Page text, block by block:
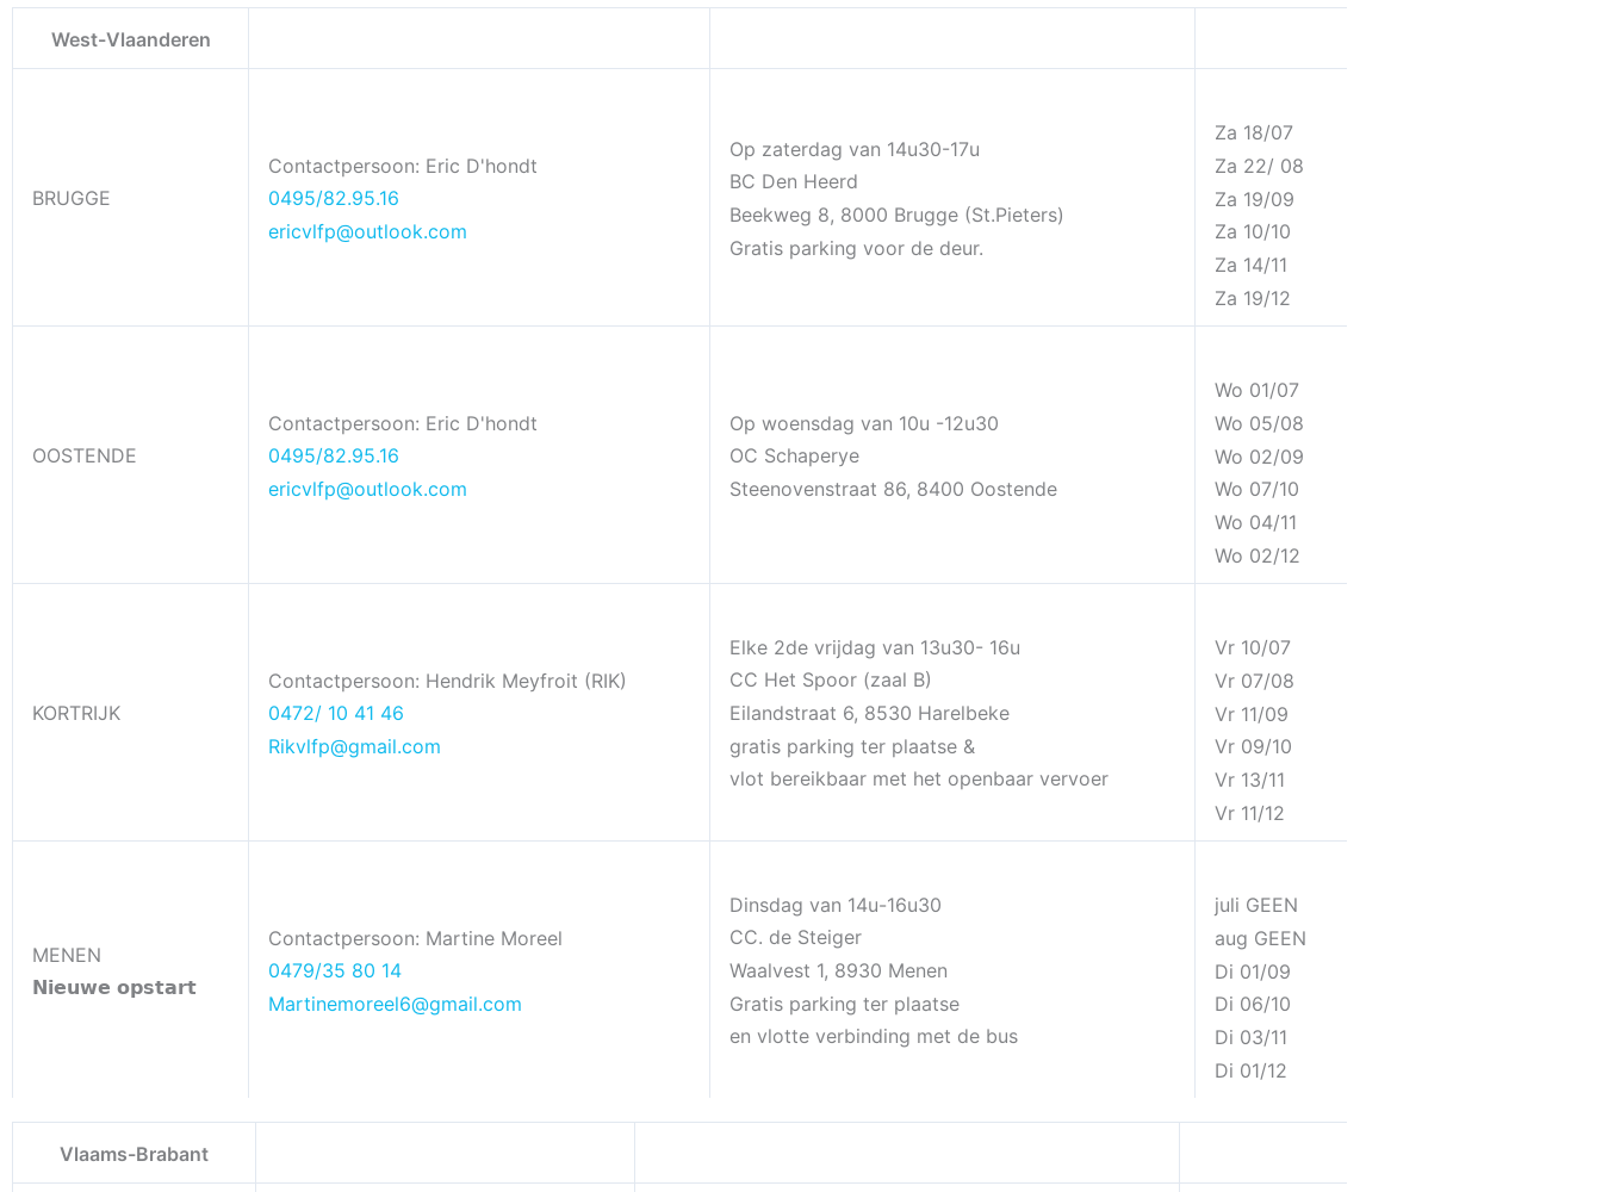
West-Vlaanderen
BRUGGE
Contactpersoon: Eric D'hondt
0495/82.95.16
ericvlfp@outlook.com
Op zaterdag van 14u30-17u
BC Den Heerd
Beekweg 8, 8000 Brugge (St.Pieters)
Gratis parking voor de deur.
Za 18/07
Za 22/ 08
Za 19/09
Za 10/10
Za 14/11
Za 19/12
OOSTENDE
Contactpersoon: Eric D'hondt
0495/82.95.16
ericvlfp@outlook.com
Op woensdag van 10u -12u30
OC Schaperye
Steenovenstraat 86, 8400 Oostende
Wo 01/07
Wo 05/08
Wo 02/09
Wo 07/10
Wo 04/11
Wo 02/12
KORTRIJK
Contactpersoon: Hendrik Meyfroit (RIK)
0472/ 10 41 46
Rikvlfp@gmail.com
Elke 2de vrijdag van 13u30- 16u
CC Het Spoor (zaal B)
Eilandstraat 6, 8530 Harelbeke
gratis parking ter plaatse &
vlot bereikbaar met het openbaar vervoer
Vr 10/07
Vr 07/08
Vr 11/09
Vr 09/10
Vr 13/11
Vr 11/12
MENEN
𝗡𝗶𝗲𝘂𝘄𝗲 𝗼𝗽𝘀𝘁𝗮𝗿𝘁
Contactpersoon: Martine Moreel
0479/35 80 14
Martinemoreel6@gmail.com
Dinsdag van 14u-16u30
CC. de Steiger
Waalvest 1, 8930 Menen
Gratis parking ter plaatse
en vlotte verbinding met de bus
juli GEEN
aug GEEN
Di 01/09
Di 06/10
Di 03/11
Di 01/12
Vlaams-Brabant